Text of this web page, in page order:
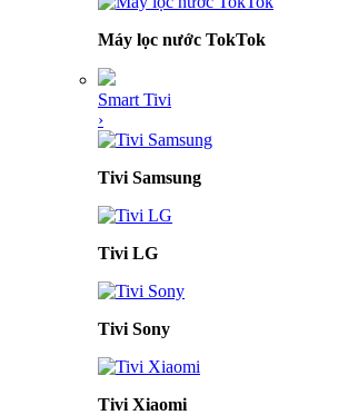
Máy lọc nước TokTok
Smart Tivi
›
Tivi Samsung
Tivi LG
Tivi Sony
Tivi Xiaomi